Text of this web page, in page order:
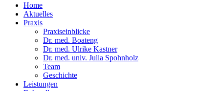
Home
Aktuelles
Praxis
Praxiseinblicke
Dr. med. Boateng
Dr. med. Ulrike Kastner
Dr. med. univ. Julia Spohnholz
Team
Geschichte
Leistungen